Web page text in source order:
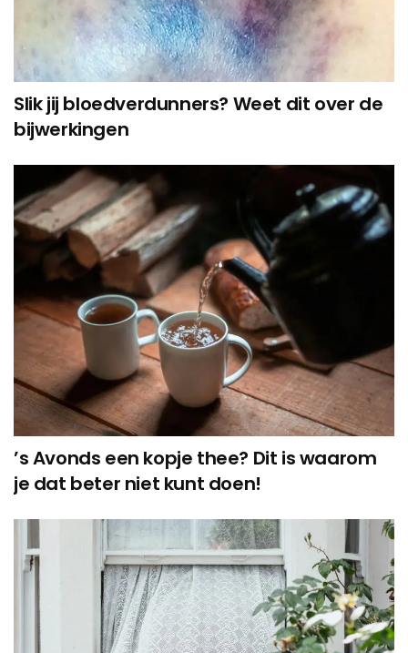
Slik jij bloedverdunners? Weet dit over de
bijwerkingen
’s Avonds een kopje thee? Dit is waarom
je dat beter niet kunt doen!